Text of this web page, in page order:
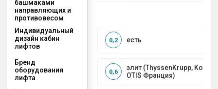
башмаками
направляющих и
противовесом
Индивидуальный
дизайн кабин
лифтов
есть
0,2
Бренд
оборудования
лифта
элит (ThyssenKrupp, Kone,
OTIS Франция)
0,6